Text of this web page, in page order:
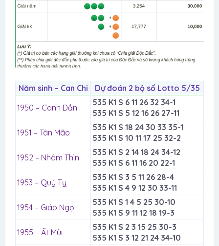
Năm sinh – Can Chi
Dự đoán 2 bộ số Lotto 5/35
1950 – Canh Dần
535 K1 S 6 11 26 32 34-1
535 K1 S 5 12 16 26 27-11
1951 – Tân Mão
535 K1 S 18 24 30 33 35-1
535 K1 S 10 11 17 25 32-2
1952 – Nhâm Thìn
535 K1 S 2 14 18 24 34-12
535 K1 S 6 11 16 20 22-1
1953 – Quý Tỵ
535 K1 S 3 5 11 26 28-4
535 K1 S 4 9 12 30 33-11
1954 – Giáp Ngọ
535 K1 S 1 4 5 25 30-10
535 K1 S 9 11 12 18 19-3
1955 – Ất Mùi
535 K1 S 2 3 15 25 30-3
535 K1 S 3 12 21 24 34-10